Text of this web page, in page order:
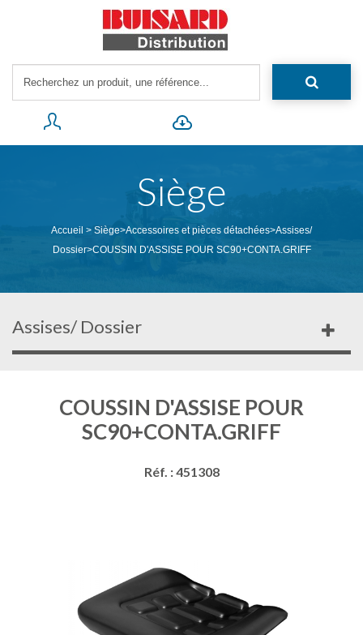
Siège
Accueil > Siège>Accessoires et pièces détachées>Assises/
Dossier>COUSSIN D'ASSISE POUR SC90+CONTA.GRIFF
Assises/ Dossier
COUSSIN D'ASSISE POUR
SC90+CONTA.GRIFF
Réf. : 451308